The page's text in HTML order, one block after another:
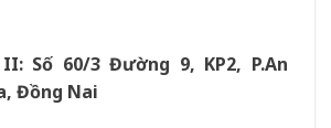
Số 60/3 Đường 9, KP2, P.An
Đồng Nai